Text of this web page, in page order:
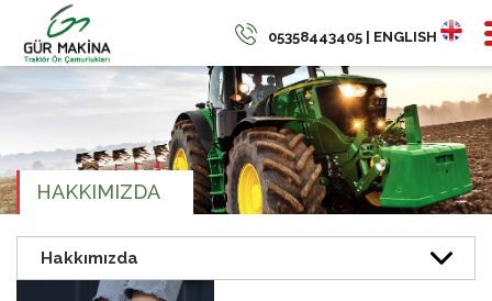
05358443405 | ENGLISH
HAKKIMIZDA